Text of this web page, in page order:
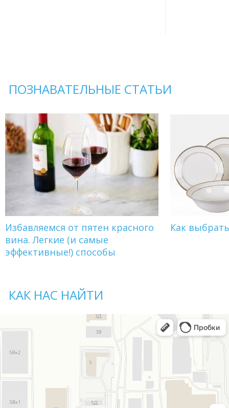
ПОЗНАВАТЕЛЬНЫЕ СТАТЬИ
Избавляемся от пятен красного
вина. Легкие (и самые
эффективные!) способы
Как
КАК НАС НАЙТИ